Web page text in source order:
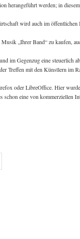
herangeführt werden; in
wird auch im
„Ihrer Band“ zu kaufen,
im Gegenzug eine steuerlich
Treffen mit den Künstlern im
oder LibreOffice. Hier
eine von kommerziellen